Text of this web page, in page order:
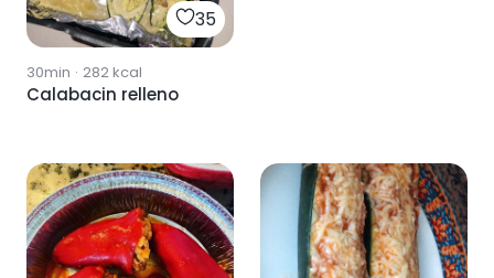
35
30min · 282kcal
Calabacin relleno